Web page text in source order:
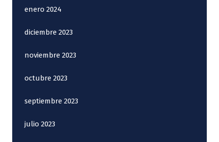
enero 2024
diciembre 2023
noviembre 2023
octubre 2023
septiembre 2023
julio 2023